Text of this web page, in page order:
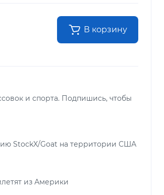
В корзину
и спорта. Подпишись, чтобы
StockX/Goat на территории США
из Америки